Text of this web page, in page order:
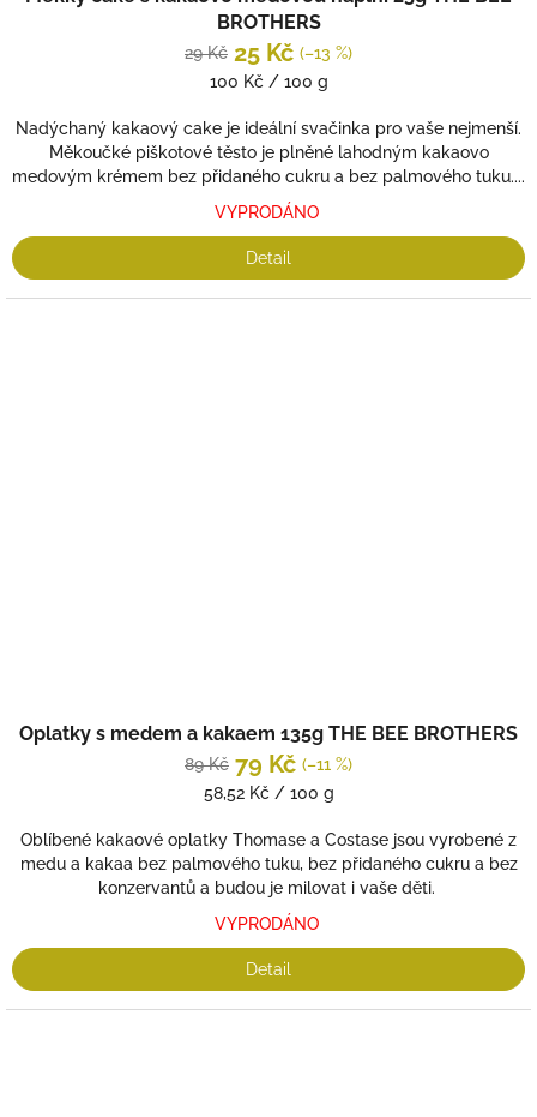
BROTHERS
29 Kč 25 Kč (–13 %)
Měrná
100 Kč / 100 g
Nadýchaný kakaový cake je ideální svačinka pro vaše nejmenší.
Měkoučké piškotové těsto je plněné lahodným kakaovo
medovým krémem bez přidaného cukru a bez palmového tuku....
VYPRODÁNO
Detail
Oplatky s medem a kakaem 135g THE BEE BROTHERS
89 Kč 79 Kč (–11 %)
Měrná
58,52 Kč / 100 g
Oblíbené kakaové oplatky Thomase a Costase jsou vyrobené z
medu a kakaa bez palmového tuku, bez přidaného cukru a bez
konzervantů a budou je milovat i vaše děti.
VYPRODÁNO
Detail